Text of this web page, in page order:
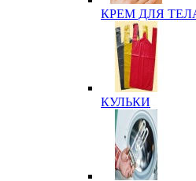
КРЕМ ДЛЯ
КУЛЬКИ